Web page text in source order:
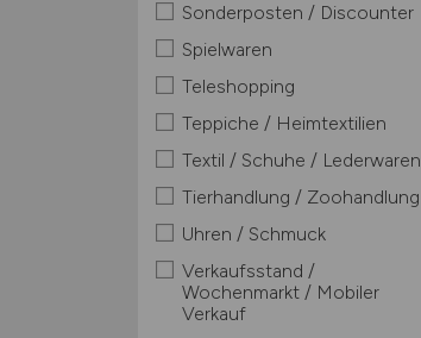
Sonderposten / Discounter
Spielwaren
Teleshopping
Teppiche / Heimtextilien
Textil / Schuhe / Lederwaren
Tierhandlung / Zoohandlung
Uhren / Schmuck
Verkaufsstand /
Wochenmarkt / Mobiler
Verkauf